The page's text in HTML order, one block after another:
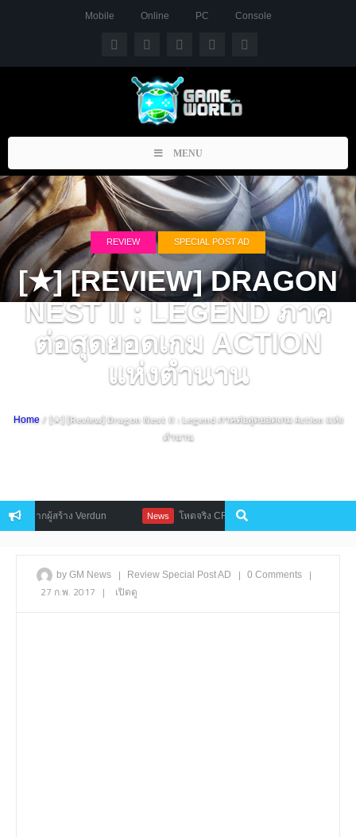
Mobile Online PC Console
Toggle
navigation
MENU
REVIEW SPECIAL POST AD
[★] [REVIEW] DRAGON
NEST II : LEGEND ภาค
ต่อสุดยอดเกม ACTION
แห่งตำนาน
Home/ [★] [Review] Dragon Nest II : Legend ภาคต่อสุดยอดเกม Action แห่ง
ตำนาน
ผู้สร้าง Verdun News โหดจริง CROSSOUT เกมแอคชั่นซิ่งรถบดขยี้ท้านร
by GM News | Review Special Post AD | 0 Comments
|
27 ก.พ. 2017 | เปิดดู